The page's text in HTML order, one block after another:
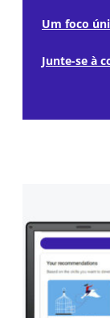
Um foco
Junte-se à